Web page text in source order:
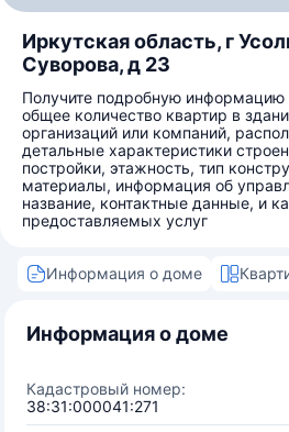
Иркутская область, г
Суворова, д 23
Получите подробную
общее количество квартир в
организаций или компаний,
детальные характеристики
постройки, этажность, тип
материалы, информация об
название, контактные данные, и
предоставляемых услуг
Информация о доме
Информация о доме
Кадастровый номер:
38:31:000041:271